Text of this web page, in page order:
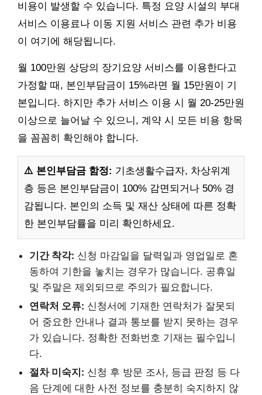
비용이 발생할 수 있습니다. 특정 요양 시설의 부대
서비스 이용료나 이동 지원 서비스 관련 추가 비용
이 여기에 해당됩니다.
월 100만원 상당의 장기요양 서비스를 이용한다고
가정할 때, 본인부담금이 15%라면 월 15만원이 기
본입니다. 하지만 추가 서비스 이용 시 월 20-25만원
이상으로 늘어날 수 있으니, 계약 시 모든 비용 항목
을 꼼꼼히 확인해야 합니다.
⚠️ 본인부담금 함정: 기초생활수급자, 차상위계
층 등은 본인부담금이 100% 감면되거나 50% 경
감됩니다. 본인의 소득 및 재산 상태에 따른 정확
한 본인부담률을 미리 확인하세요.
기간 착각: 신청 마감일을 달력일과 영업일로 혼
동하여 기한을 놓치는 경우가 많습니다. 공휴일
및 주말은 제외되므로 주의가 필요합니다.
연락처 오류: 신청서에 기재한 연락처가 잘못되
어 중요한 안내나 결과 통보를 받지 못하는 경우
가 있습니다. 정확한 전화번호 기재는 필수입니
다.
절차 미숙지: 신청 후 방문 조사, 등급 판정 등 다
음 단계에 대한 사전 정보를 충분히 숙지하지 않